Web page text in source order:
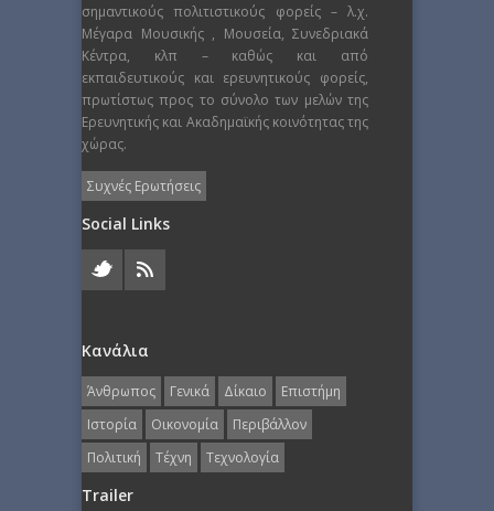
σημαντικούς πολιτιστικούς φορείς – λ.χ.
Μέγαρα Μουσικής , Μουσεία, Συνεδριακά
Κέντρα, κλπ – καθώς και από
εκπαιδευτικούς και ερευνητικούς φορείς,
πρωτίστως προς το σύνολο των μελών της
Ερευνητικής και Ακαδημαϊκής κοινότητας της
χώρας.
Συχνές Ερωτήσεις
Social Links
Κανάλια
Άνθρωπος Γενικά Δίκαιο
Επιστήμη
Ιστορία
Οικονομία
Περιβάλλον
Πολιτική
Τέχνη Τεχνολογία
Trailer